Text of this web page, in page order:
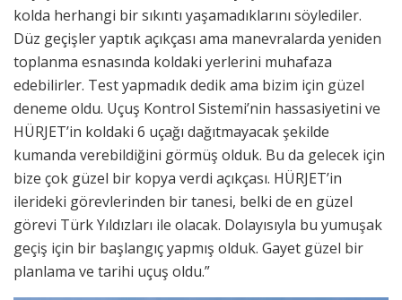
kolda herhangi bir sıkıntı yaşamadıklarını söylediler.
Düz geçişler yaptık açıkçası ama manevralarda yeniden
toplanma esnasında koldaki yerlerini muhafaza
edebilirler. Test yapmadık dedik ama bizim için güzel
deneme oldu. Uçuş Kontrol Sistemi’nin hassasiyetini ve
HÜRJET’in koldaki 6 uçağı dağıtmayacak şekilde
kumanda verebildiğini görmüş olduk. Bu da gelecek için
bize çok güzel bir kopya verdi açıkçası. HÜRJET’in
ilerideki görevlerinden bir tanesi, belki de en güzel
görevi Türk Yıldızları ile olacak. Dolayısıyla bu yumuşak
geçiş için bir başlangıç yapmış olduk. Gayet güzel bir
planlama ve tarihi uçuş oldu.”